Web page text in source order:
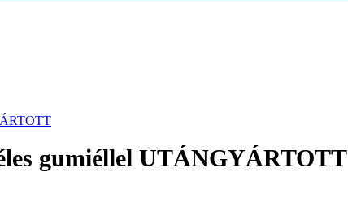
gumiéllel UTÁNGYÁRTOTT